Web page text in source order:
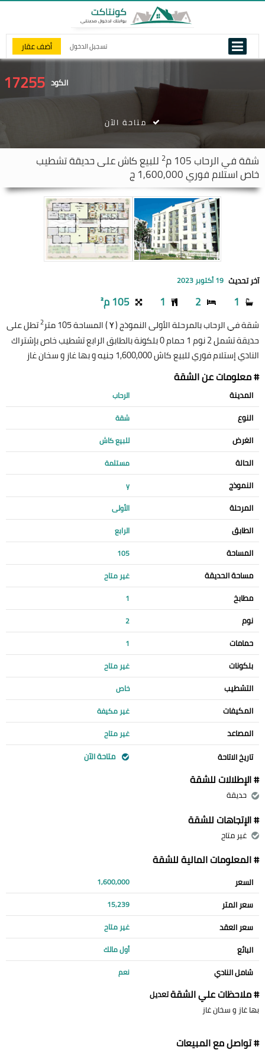
تسجيل الدخول أضف عقار
الكود 17255
شقة فيالرحاب 2 للبيع كاش على حديقة تشطيب
خاص استلام فوري 1,600,000 ج
متاحة الآن
آخر تحديث 19 أكتوبر 2023
1
2
1 105 م²
شقة في الرحاب بالمرحلة الأولى النموذج (Y) المساحة 105 متر 2تطل على
حديقة تشمل 2 نوم 1 حمام 0 بلكونة بالطابق الرابع تشطيب خاص بإشتراك
النادي إستلام فوري للبيع كاش 1,600,000 جنيه و بها غاز و سخان غاز
# معلومات عن الشقة
المدينة الرحاب
النوع شقة
الغرض للبيع كاش
الحالة مستلمة
النموذج y
المرحلة الأولى
الطابق الرابع
المساحة 105
مساحة الحديقة غير متاح
مطابخ 1
نوم 2
حمامات 1
بلكونات غير متاح
التشطيب خاص
المكيفات غير مكيفة
المصاعد غير متاح
تاريخ الاتاحة متاحة الآن
# الإطلالات للشقة
حديقة
# الإتجاهات للشقة
غير متاح
# المعلومات المالية للشقة
السعر 1,600,000
سعر المتر 15,239
سعر العقد غير متاح
البائع أول مالك
شامل النادي نعم
# ملاحظات علي الشقةتعديل
بها غاز و سخان غاز
# تواصل مع المبيعات